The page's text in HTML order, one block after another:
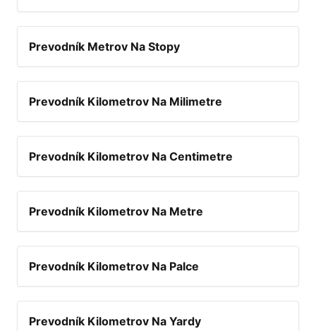
Prevodník Metrov Na Stopy
Prevodník Kilometrov Na Milimetre
Prevodník Kilometrov Na Centimetre
Prevodník Kilometrov Na Metre
Prevodník Kilometrov Na Palce
Prevodník Kilometrov Na Yardy